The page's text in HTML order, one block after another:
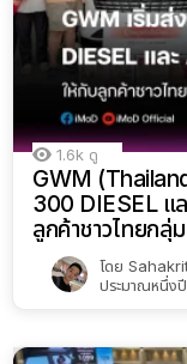
1.6k ดู
GWM
300 DIESEL แ
ลูกค้าชาวไทยกลุ่
โดย
ประมาณหนึ่ง